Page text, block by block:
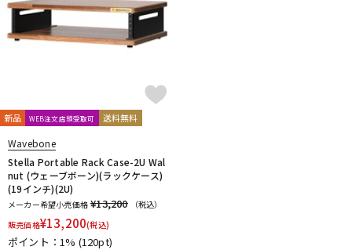
新品 WEB注文店頭受取可 送料無料
Wavebone
Stella Portable Rack Case-2U Wal
nut (ウェーブボーン)(ラックケース)
(19インチ)(2U)
メーカー希望小売価格 ¥13,200
（税込）
販売価格¥13,200(税込)
ポイント：1% (120pt)